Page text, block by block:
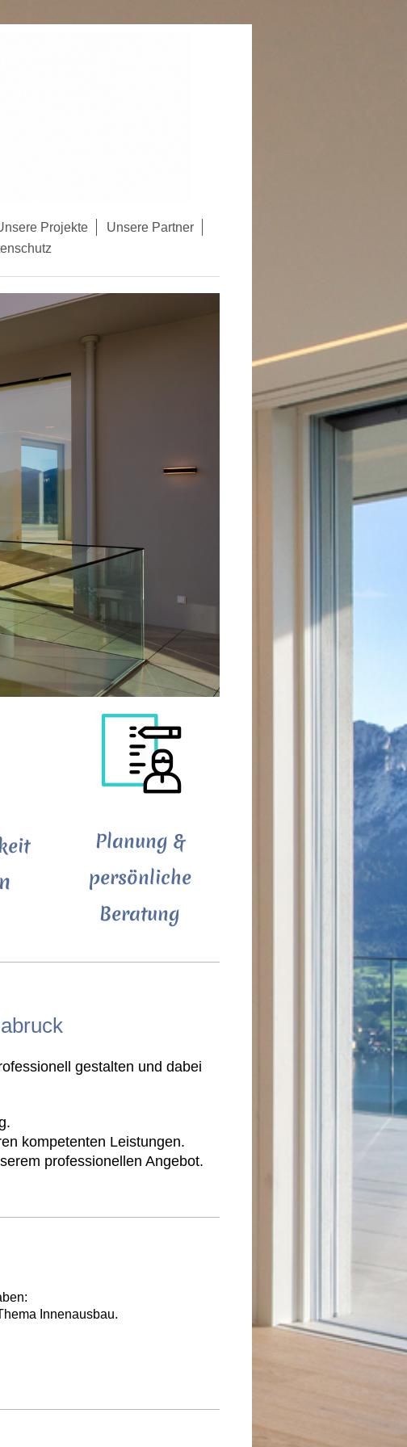
Projekte
Unsere Partner
Planung &
persönliche
Beratung
gestalten und dabei
kompetenten Leistungen.
professionellen Angebot.
Innenausbau.